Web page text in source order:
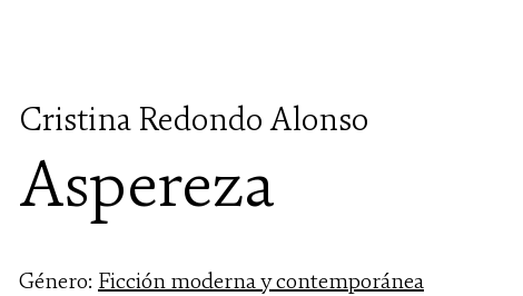
Cristina Redondo Alonso
Aspereza
Género: Ficción moderna y contemporánea